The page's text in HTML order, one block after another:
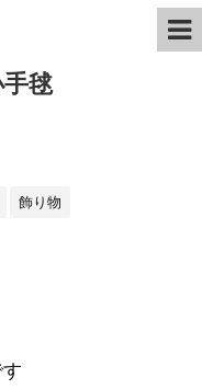
毬
飾り物